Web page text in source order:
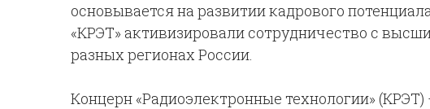
основывается на развитии кадрового
«КРЭТ» активизировали сотрудничество с
разных регионах России.
Концерн «Радиоэлектронные технологии» (КРЭТ)